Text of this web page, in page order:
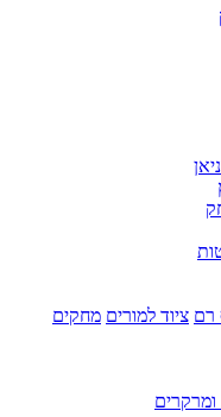
רם ציוד למורים מחקים